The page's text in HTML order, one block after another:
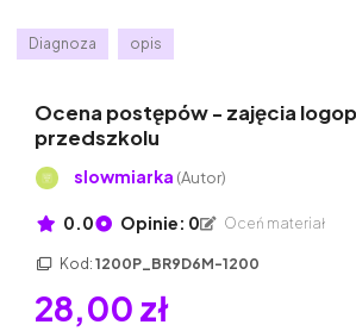
Diagnoza opis
Ocena postępów - zajęcia
przedszkolu
slowmiarka (Autor)
0.0 Opinie: 0 Oceń materiał
Kod: 1200P_BR9D6M-1200
28,00 zł